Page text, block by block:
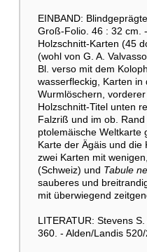
EINBAND:
Groß-Folio. 46 : 32 cm.
Holzschnitt-Karten (45
(wohl von G. A.
Bl. verso mit dem
wasserfleckig, Karten
Wurmlöschern,
Holzschnitt-Titel unten
Falzriß und im ob.
ptolemäische Weltkarte
Karte der Ägäis und die
zwei Karten mit
(Schweiz) und Tabule
sauberes und
mit überwiegend
LITERATUR: Stevens
360. - Alden/Landis